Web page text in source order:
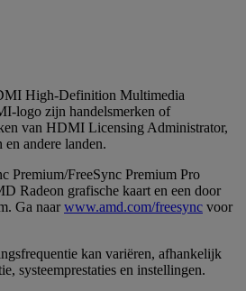
High-Definition Multimedia
logo zijn handelsmerken of
van HDMI Licensing Administrator,
andere landen.
Premium/FreeSync Premium Pro
Radeon grafische kaart en een door
Ga naarwww.amd.com/freesync voor
kan variëren, afhankelijk
systeemprestaties en instellingen.